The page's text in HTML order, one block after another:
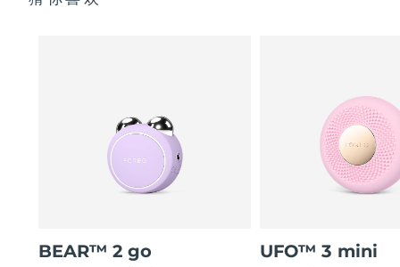
BEAR™ 2 go UFO™ 3 mini